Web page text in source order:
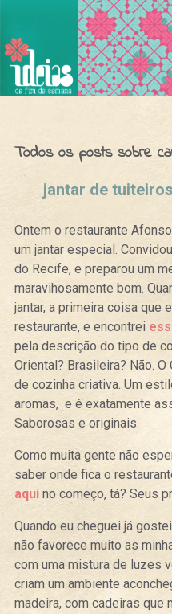
Ideias de Fim
Todos os posts sobre
jantar de
Ontem o restaurante
um jantar especial.
do Recife, e preparou um
maravihosamente bom.
jantar, a primeira coisa que
restaurante, e encontrei
pela descrição do tipo de
Oriental? Brasileira? Não.
de cozinha criativa. Um
aromas, e é exatamente
Saborosas e originais.
Como muita gente não
saber onde fica o
aquino começo, tá? Seus
Quando eu cheguei já
não favorece muito as
com uma mistura de luzes
criam um ambiente
madeira, com cadeiras que